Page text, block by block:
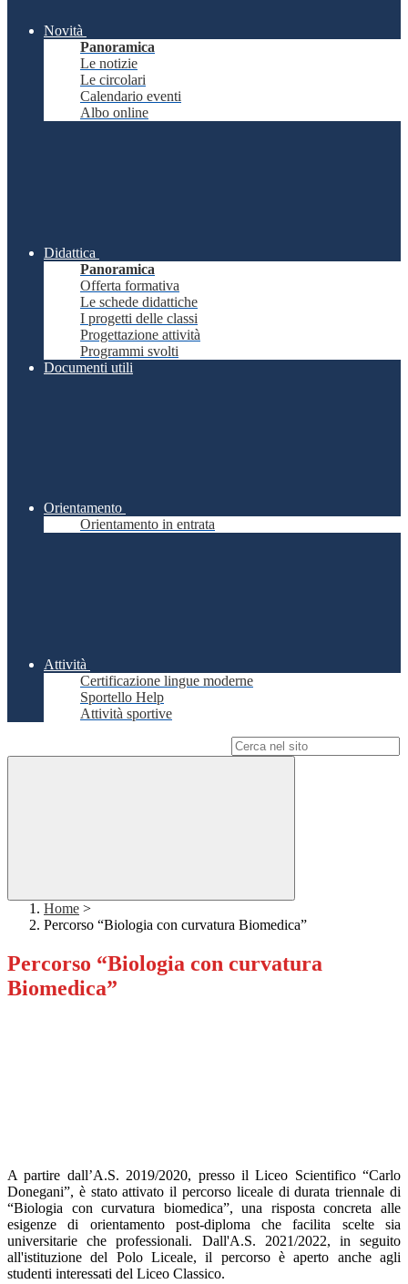
Novità
Panoramica
Le notizie
Le circolari
Calendario eventi
Albo online
Didattica
Panoramica
Offerta formativa
Le schede didattiche
I progetti delle classi
Progettazione attività
Programmi svolti
Documenti utili
Orientamento
Orientamento in entrata
Attività
Certificazione lingue moderne
Sportello Help
Attività sportive
Home >
Percorso “Biologia con curvatura Biomedica”
Percorso “Biologia con curvatura
Biomedica”
A partire dall’A.S. 2019/2020, presso il Liceo Scientifico “Carlo
Donegani”, è stato attivato il percorso liceale di durata triennale di
“Biologia con curvatura biomedica”, una risposta concreta alle
esigenze di orientamento post-diploma che facilita scelte sia
universitarie che professionali. Dall'A.S. 2021/2022, in seguito
all'istituzione del Polo Liceale, il percorso è aperto anche agli
studenti interessati del Liceo Classico.